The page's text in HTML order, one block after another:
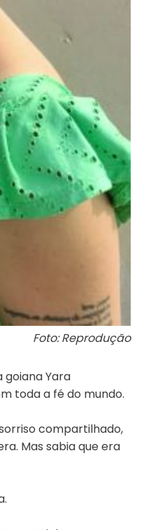
Foto: Reprodução
goiana Yara
toda a fé do mundo.
compartilhado,
Mas sabia que era